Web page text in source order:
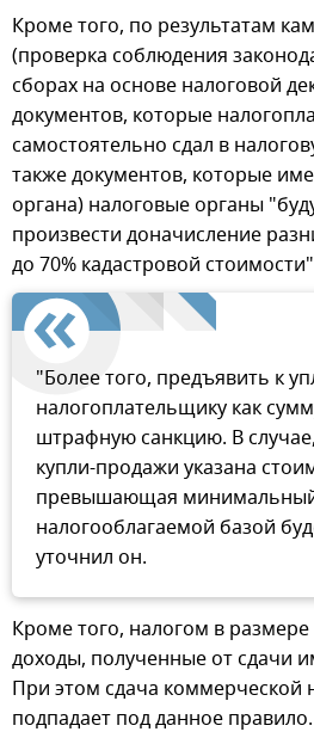
Кроме того, по результатам
(проверка соблюдения
сборах на основе налоговой
документов, которые
самостоятельно сдал в
также документов, которые
органа) налоговые органы
произвести доначисление
до 70% кадастровой
"Более того, предъявить к
налогоплательщику как
штрафную санкцию. В
купли-продажи указана
превышающая минимальный
налогооблагаемой базой
уточнил он.
Кроме того, налогом в размере
доходы, полученные от сдачи
При этом сдача коммерческой
подпадает под данное правило.